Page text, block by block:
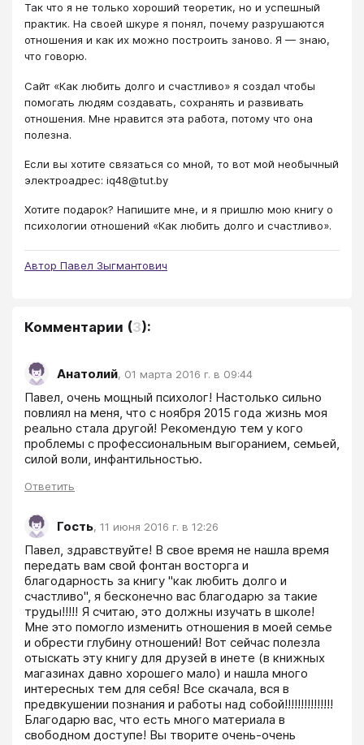
Так что я не только хороший теоретик, но и успешный
практик. На своей шкуре я понял, почему разрушаются
отношения и как их можно построить заново. Я — знаю,
что говорю.
Сайт «Как любить долго и счастливо» я создал чтобы
помогать людям создавать, сохранять и развивать
отношения. Мне нравится эта работа, потому что она
полезна.
Если вы хотите связаться со мной, то вот мой необычный
электроадрес: iq48@tut.by
Хотите подарок? Напишите мне, и я пришлю мою книгу о
психологии отношений «Как любить долго и счастливо».
Автор Павел Зыгмантович
Комментарии (3):
Анатолий, 01 марта 2016 г. в 09:44
Павел, очень мощный психолог! Настолько сильно
повлиял на меня, что с ноября 2015 года жизнь моя
реально стала другой! Рекомендую тем у кого
проблемы с профессиональным выгоранием, семьей,
силой воли, инфантильностью.
Ответить
Гость, 11 июня 2016 г. в 12:26
Павел, здравствуйте! В свое время не нашла время
передать вам свой фонтан восторга и
благодарность за книгу "как любить долго и
счастливо", я бесконечно вас благодарю за такие
труды!!!!! Я считаю, это должны изучать в школе!
Мне это помогло изменить отношения в моей семье
и обрести глубину отношений! Вот сейчас полезла
отыскать эту книгу для друзей в инете (в книжных
магазинах давно хорошего мало) и нашла много
интересных тем для себя! Все скачала, вся в
предвкушении познания и работы над собой!!!!!!!!!!!!!!!
Благодарю вас, что есть много материала в
свободном доступе! Вы творите очень-очень